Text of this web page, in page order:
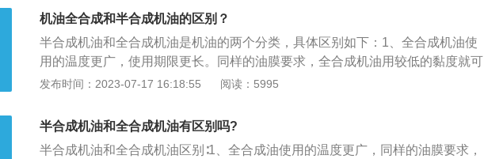
周期不同：半合成机油在使用过程中半年或者7500公里更换一次；全合成机油在
使用过程中一年或者10000公里更换一次。同时全合成机油的清洁性和抗氧化能
力也比半合成机油要好，所以更换周期也会更长一些，一般是1年或1万公里左右
更换一次。3、适用温度不同：全合成机油使用温度更广，在相同的工作环境
里，全合成油用较低的黏度就可以达到保护引擎的目的，而半合成机油使用要求
油更粘稠，对发动机起到了保护作用，降低磨损。
机油全合成和半合成机油的区别？
半合成机油和全合成机油是机油的两个分类，具体区别如下：1、全合成机油使
用的温度更广，使用期限更长。同样的油膜要求，全合成机油用较低的黏度就可
达成，半合成机油则需使用相对于合成油较浓的黏度才可达到如此要求。2、全
的车况。3、全合成机油换油次数少，但成本比半合成机油高许多。
发布时间：2023-07-17 16:18:55 阅读：5995
半合成机油和全合成机油有区别吗?
半合成机油和全合成机油区别∶1、全合成油使用的温度更广，同样的油膜要求，